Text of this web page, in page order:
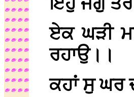
ਏਕ ਘੜੀ
ਰਹਾਉ।।
ਕਹਾਂ ਸੁ ਘਰ